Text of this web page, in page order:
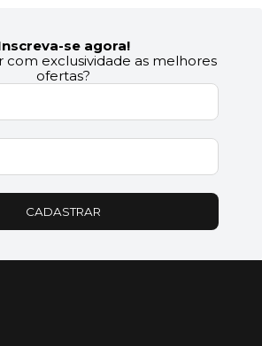
se agora!
exclusividade as melhores
ofertas?
CADASTRAR